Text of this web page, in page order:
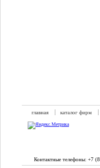
главная каталог фирм
Контактные телефоны: +7